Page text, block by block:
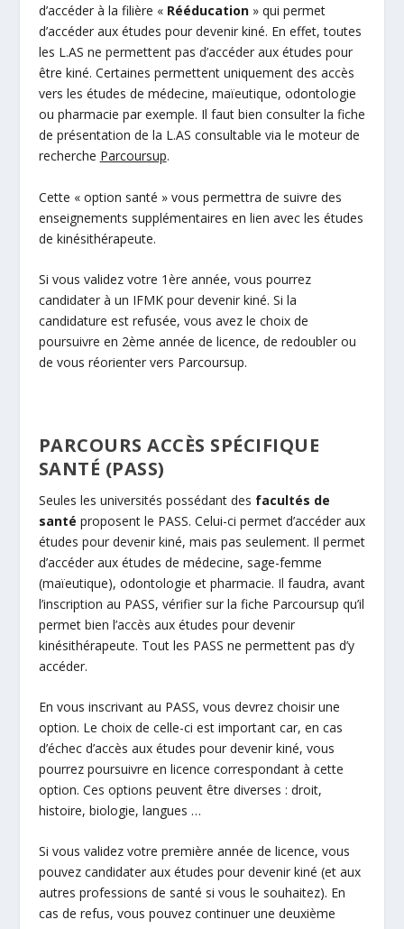
d’accéder à la filière « Rééducation» qui permet
d’accéder aux études pour devenir kiné. En effet, toutes
les L.AS ne permettent pas d’accéder aux études pour
être kiné. Certaines permettent uniquement des accès
vers les études de médecine, maïeutique, odontologie
ou pharmacie par exemple. Il faut bien consulter la fiche
de présentation de la L.AS consultable via le moteur de
recherche Parcoursup.
Cette « option santé » vous permettra de suivre des
enseignements supplémentaires en lien avec les études
de kinésithérapeute.
Si vous validez votre 1ère année, vous pourrez
candidater à un IFMK pour devenir kiné. Si la
candidature est refusée, vous avez le choix de
poursuivre en 2ème année de licence, de redoubler ou
de vous réorienter vers Parcoursup.
PARCOURS ACCÈS SPÉCIFIQUE
SANTÉ (PASS)
Seules les universités possédant des facultés de
santé proposent le PASS. Celui-ci permet d’accéder aux
études pour devenir kiné, mais pas seulement. Il permet
d’accéder aux études de médecine, sage-femme
(maïeutique), odontologie et pharmacie. Il faudra, avant
l’inscription au PASS, vérifier sur la fiche Parcoursup qu’il
permet bien l’accès aux études pour devenir
kinésithérapeute. Tout les PASS ne permettent pas d’y
accéder.
En vous inscrivant au PASS, vous devrez choisir une
option. Le choix de celle-ci est important car, en cas
d’échec d’accès aux études pour devenir kiné, vous
pourrez poursuivre en licence correspondant à cette
option. Ces options peuvent être diverses : droit,
histoire, biologie, langues …
Si vous validez votre première année de licence, vous
pouvez candidater aux études pour devenir kiné (et aux
autres professions de santé si vous le souhaitez). En
cas de refus, vous pouvez continuer une deuxième